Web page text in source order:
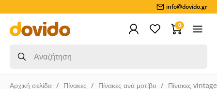
info@dovido.gr
0
Αρχική σελίδα Πίνακες Πίνακες ανά μοτίβο Πίνακες